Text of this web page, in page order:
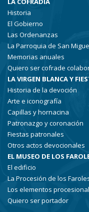
Historia
El Gobierno
Las Ordenanzas
La Parroquia de San
Memorias anuales
Quiero ser cofrade
LA VIRGEN BLANCA Y
Historia de la devoción
Arte e iconografía
Capillas y hornacina
Patronazgo y coronación
Fiestas patronales
Otros actos devocionales
EL MUSEO DE LOS
El edificio
La Procesión de los
Los elementos
Quiero ser portador